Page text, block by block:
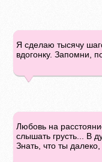
Я сделаю тысячу
вдогонку. Запомни,
Любовь на
слышать грусть... В
Знать, что ты